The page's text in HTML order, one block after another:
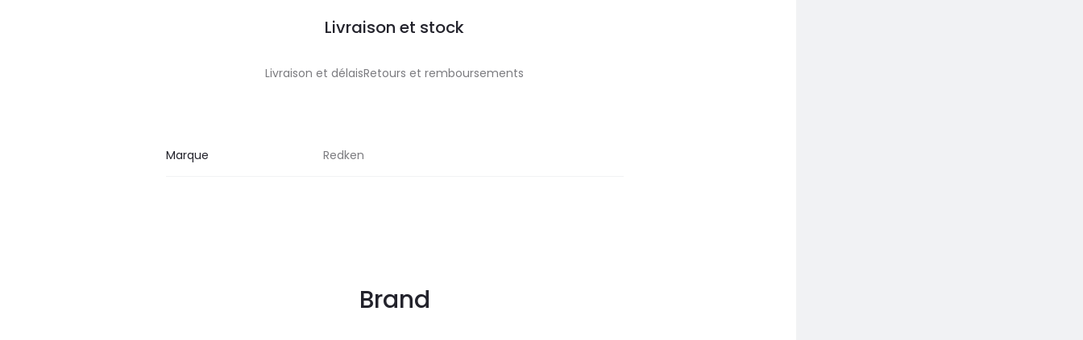
Livraison et stock
Livraison et délaisRetours et remboursements
Marque Redken
Brand